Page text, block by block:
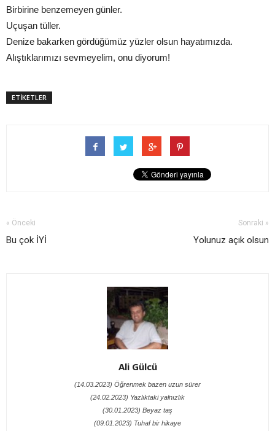
Birbirine benzemeyen günler.
Uçuşan tüller.
Denize bakarken gördüğümüz yüzler olsun hayatımızda.
Alıştıklarımızı sevmeyelim, onu diyorum!
ETİKETLER
« Önceki
Bu çok İYİ
Sonraki »
Yolunuz açık olsun
Ali Gülcü
(14.03.2023) Öğrenmek bazen uzun sürer
(24.02.2023) Yazlıktaki yalnızlık
(30.01.2023) Beyaz taş
(09.01.2023) Tuhaf bir hikaye